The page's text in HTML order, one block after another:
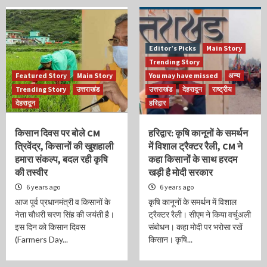
Featured Story
Main Story
Trending Story
उत्तराखंड
देहरादून
किसान दिवस पर बोले CM
त्रिवेंद्र, किसानों की खुशहाली
हमारा संकल्प, बदल रही कृषि
की तस्वीर
6 years ago
आज पूर्व प्रधानमंत्री व किसानों के
नेता चौधरी चरण सिंह की जयंती है।
इस दिन को किसान दिवस
(Farmers Day...
Editor’s Picks
Main Story
Trending Story
You may have missed
अन्य
उत्तराखंड
देहरादून
राष्ट्रीय
हरिद्वार
हरिद्वार: कृषि कानूनों के समर्थन
में विशाल ट्रैक्टर रैली, CM ने
कहा किसानों के साथ हरदम
खड़ी है मोदी सरकार
6 years ago
कृषि कानूनों के समर्थन में विशाल
ट्रैक्टर रैली। सीएम ने किया वर्चुअली
संबोधन। कहा मोदी पर भरोसा रखें
किसान। कृषि...